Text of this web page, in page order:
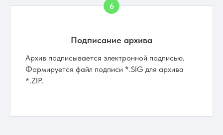
Подписание архива
Архив подписывается электронной подписью.
Формируется файл подписи *.SIG для архива
*.ZIP.